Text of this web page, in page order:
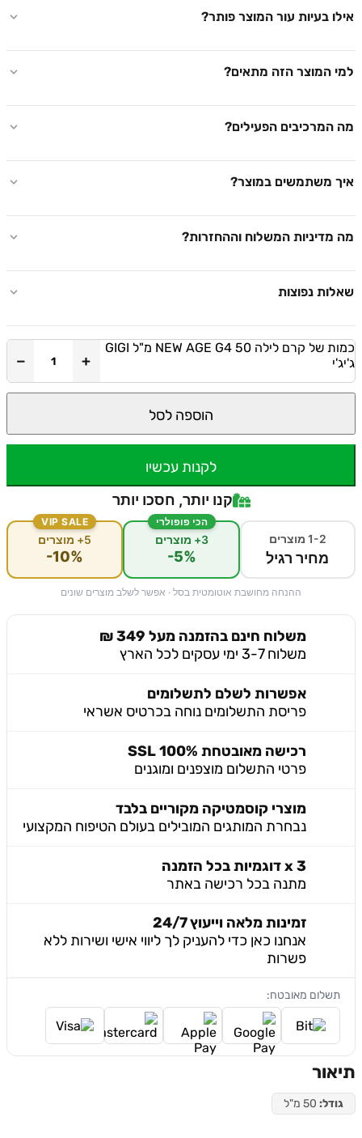
אילו בעיות עור המוצר פותר?
למי המוצר הזה מתאים?
מה המרכיבים הפעילים?
איך משתמשים במוצר?
מה מדיניות המשלוח וההחזרות?
שאלות נפוצות
כמות של קרם לילה NEW AGE G4 50 מ"ל GIGI
ג'יג'י
+
−
הוספה לסל
לקנות עכשיו
קנו יותר, חסכו יותר
1-2 מוצרים
מחיר רגיל
הכי פופולרי
3+ מוצרים
-5%
VIP SALE
5+ מוצרים
-10%
ההנחה מחושבת אוטומטית בסל · אפשר לשלב מוצרים שונים
משלוח חינם בהזמנה מעל 349 ₪
משלוח 3-7 ימי עסקים לכל הארץ
אפשרות לשלם לתשלומים
פריסת התשלומים נוחה בכרטיס אשראי
רכישה מאובטחת 100% SSL
פרטי התשלום מוצפנים ומוגנים
מוצרי קוסמטיקה מקוריים בלבד
נבחרת המותגים המובילים בעולם הטיפוח המקצועי
3 x דוגמיות בכל הזמנה
מתנה בכל רכישה באתר
זמינות מלאה וייעוץ 24/7
אנחנו כאן כדי להעניק לך ליווי אישי ושירות ללא
פשרות
תשלום מאובטח:
תיאור
גודל: